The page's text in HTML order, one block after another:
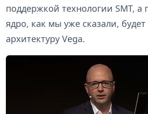
поддержкой технологии SMT, а
ядро, как мы уже сказали,
архитектуру Vega.